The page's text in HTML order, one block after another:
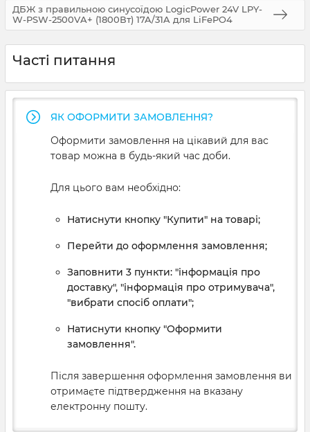
ДБЖ з правильною синусоїдою LogicPower 24V LPY-
W-PSW-2500VA+ (1800Вт) 17A/31A для LiFePO4
Часті питання
ЯК ОФОРМИТИ ЗАМОВЛЕННЯ?
Оформити замовлення на цікавий для вас
товар можна в будь-який час доби.
Для цього вам необхідно:
Натиснути кнопку "Купити" на товарі;
Перейти до оформлення замовлення;
Заповнити 3 пункти: "інформація про
доставку", "інформація про отримувача",
"вибрати спосіб оплати";
Натиснути кнопку "Оформити
замовлення".
Після завершення оформлення замовлення ви
отримаєте підтвердження на вказану
електронну пошту.